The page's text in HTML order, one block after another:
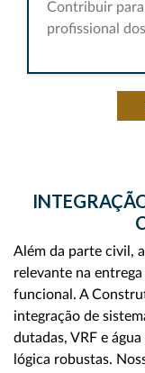
Contribuir
profissional
Além da parte civil,
relevante na
funcional. A
integração de
dutadas, VRF e
lógica robustas.